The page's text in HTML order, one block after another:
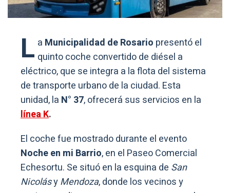
L a Municipalidad de Rosario presentó el
quinto coche convertido de diésel a
eléctrico, que se integra a la flota del sistema
de transporte urbano de la ciudad. Esta
unidad, la N° 37, ofrecerá sus servicios en la
línea K.
El coche fue mostrado durante el evento
Noche en mi Barrio, en el Paseo Comercial
Echesortu. Se situó en la esquina de San
NicolásyMendoza, donde los vecinos y